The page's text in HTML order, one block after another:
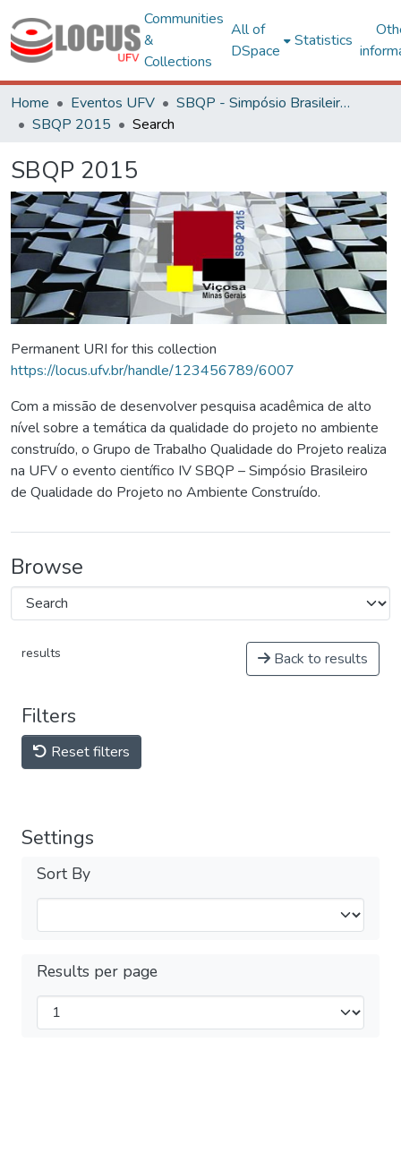
Communities
&
Collections
All of
DSpace
Statistics
Home Eventos UFV
SBQP - Simpósio Brasileiro de Qualidade do Projeto no Ambiente Construído
SBQP 2015
Search
SBQP 2015
Permanent URI for this collection
https://locus.ufv.br/handle/123456789/6007
Com a missão de desenvolver pesquisa acadêmica de alto
nível sobre a temática da qualidade do projeto no ambiente
construído, o Grupo de Trabalho Qualidade do Projeto realiza
na UFV o evento científico IV SBQP – Simpósio Brasileiro
de Qualidade do Projeto no Ambiente Construído.
Browse
results Back to results
Filters
Reset filters
Settings
Sort By
Results per page